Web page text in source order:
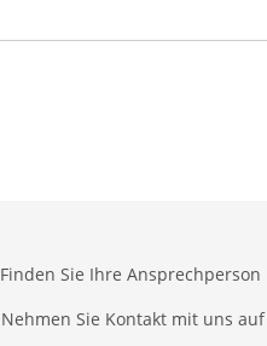
Finden Sie Ihre Ansprechperson
Nehmen Sie Kontakt mit uns auf